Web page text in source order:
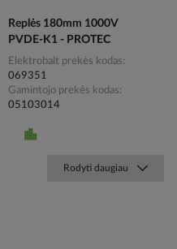
Replės 180mm 1000V
PVDE-K1 - PROTEC
Elektrobalt prekės kodas
069351
Gamintojo prekės kodas
05103014
Rodyti daugiau